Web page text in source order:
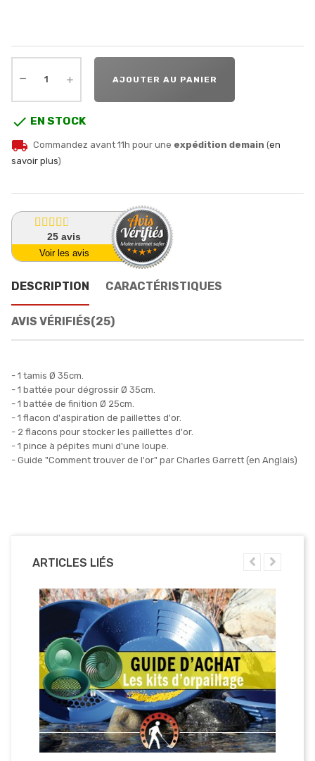
AJOUTER AU PANIER
 EN STOCK
local_shipping Commandez avant 11h pour une expédition demain (en
savoir plus)
25avis
Voir les avis
DESCRIPTION CARACTÉRISTIQUES
AVIS VÉRIFIÉS(25)
- 1 tamis Ø 35cm.
- 1 battée pour dégrossir Ø 35cm.
- 1 battée de finition Ø 25cm.
- 1 flacon d'aspiration de paillettes d'or.
- 2 flacons pour stocker les paillettes d'or.
- 1 pince à pépites muni d'une loupe.
- Guide "Comment trouver de l'or" par Charles Garrett (en Anglais)
ARTICLES LIÉS